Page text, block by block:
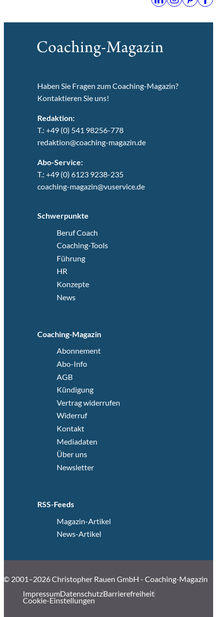
Haben Sie Fragen zum Coaching-Magazin?
Kontaktieren Sie uns!
Redaktion:
T.: +49 (0) 541 98256-778
redaktion@coaching-magazin.de
Abo-Service:
T.: +49 (0) 6123 9238-235
coaching-magazin@vuservice.de
Schwerpunkte
Beruf Coach
Coaching-Tools
Führung
HR
Konzepte
News
Coaching-Magazin
Abonnement
Abo-Info
AGB
Kündigung
Vertrag widerrufen
Widerruf
Kontakt
Mediadaten
Über uns
Newsletter
RSS-Feeds
Magazin-Artikel
News-Artikel
© 2001–2026 Christopher Rauen GmbH - Coaching-Magazin
ImpressumDatenschutzBarrierefreiheit
Cookie-Einstellungen